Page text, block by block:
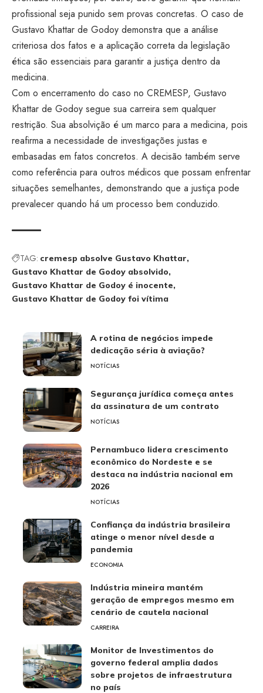
profissional seja punido sem provas concretas. O caso de
Gustavo Khattar de Godoy demonstra que a análise
criteriosa dos fatos e a aplicação correta da legislação
ética são essenciais para garantir a justiça dentro da
medicina.
Com o encerramento do caso no CREMESP, Gustavo
Khattar de Godoy segue sua carreira sem qualquer
restrição. Sua absolvição é um marco para a medicina, pois
reafirma a necessidade de investigações justas e
embasadas em fatos concretos. A decisão também serve
como referência para outros médicos que possam enfrentar
situações semelhantes, demonstrando que a justiça pode
prevalecer quando há um processo bem conduzido.
TAG: cremesp absolve Gustavo Khattar
Gustavo Khattar de Godoy absolvido
Gustavo Khattar de Godoy é inocente
Gustavo Khattar de Godoy foi vítima
A rotina de negócios impede
dedicação séria à aviação?
NOTÍCIAS
Segurança jurídica começa antes
da assinatura de um contrato
NOTÍCIAS
Pernambuco lidera crescimento
econômico do Nordeste e se
destaca na indústria nacional em
2026
NOTÍCIAS
Confiança da indústria brasileira
atinge o menor nível desde a
pandemia
ECONOMIA
Indústria mineira mantém
geração de empregos mesmo em
cenário de cautela nacional
CARREIRA
Monitor de Investimentos do
governo federal amplia dados
sobre projetos de infraestrutura
no país